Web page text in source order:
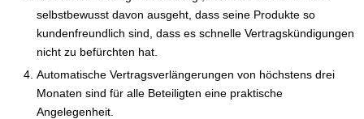
selbstbewusst davon ausgeht, dass seine Produkte so
kundenfreundlich sind, dass es schnelle Vertragskündigungen
nicht zu befürchten hat.
Automatische Vertragsverlängerungen von höchstens drei
Monaten sind für alle Beteiligten eine praktische
Angelegenheit.